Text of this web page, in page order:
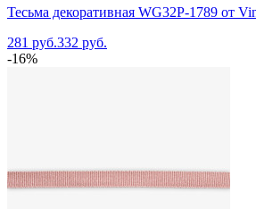
Тесьма декоративная WG32P-1789 от
281 руб.332 руб.
-16%